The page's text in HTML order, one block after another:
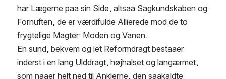
har Lægerne paa sin Side, altsaa Sagkundskaben og
Fornuften, de er værdifulde Allierede mod de to
frygtelige Magter: Moden og Vanen.
En sund, bekvem og let Reformdragt bestaaer
inderst i en lang Ulddragt, højhalset og langærmet,
som naaer helt ned til Anklerne, den saakaldte